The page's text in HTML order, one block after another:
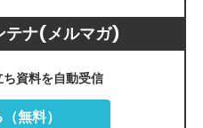
ナ(メルマガ)
資料を自動受信
無料）